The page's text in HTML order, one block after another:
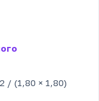
/ (1,80 × 1,80)